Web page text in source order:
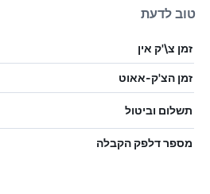
טוב לדעת
זמן צ\'ק אין
זמן הצ'ק-אאוט
תשלום וביטול
מספר דלפק הקבלה